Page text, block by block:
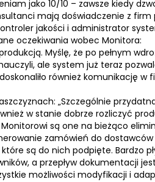
jako 10/10 – zawsze kiedy
mają doświadczenie z
jakości i administrator
oczekiwania wobec Monitora:
Myślę, że po pełnym
ale system już teraz
również komunikację
„Szczególnie
w stanie dobrze rozliczyć
są one na bieżąco
zamówień do
są do nich podpięte. Bardzo
a przepływ dokumentacji
możliwości modyfikacji i